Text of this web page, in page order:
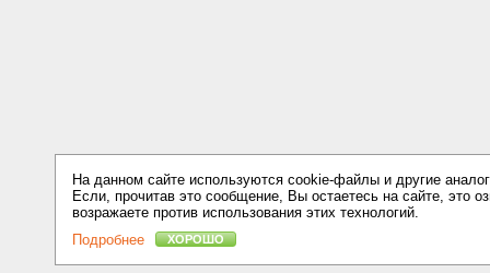
На данном сайте используются cookie-файлы и другие
Если, прочитав это сообщение, Вы остаетесь на сайте, это
возражаете против использования этих технологий.
Подробнее
ХОРОШО